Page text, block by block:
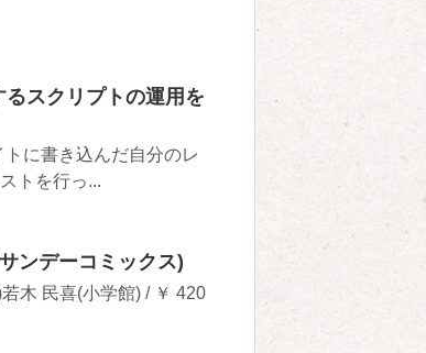
スクリプトの運用を
に書き込んだ自分のレ
トを行っ...
ンデーコミックス)
木 民喜(小学館) / ￥ 420